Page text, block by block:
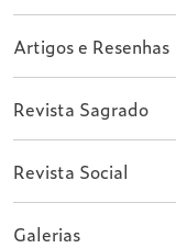
Artigos e Resenhas
Revista Sagrado
Revista Social
Galerias